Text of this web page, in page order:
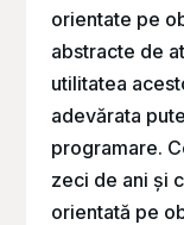
orientate pe
abstracte de
utilitatea
adevărata
programare.
zeci de ani și
orientată pe